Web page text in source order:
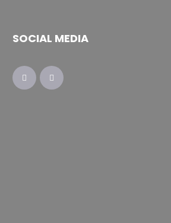
SOCIAL MEDIA